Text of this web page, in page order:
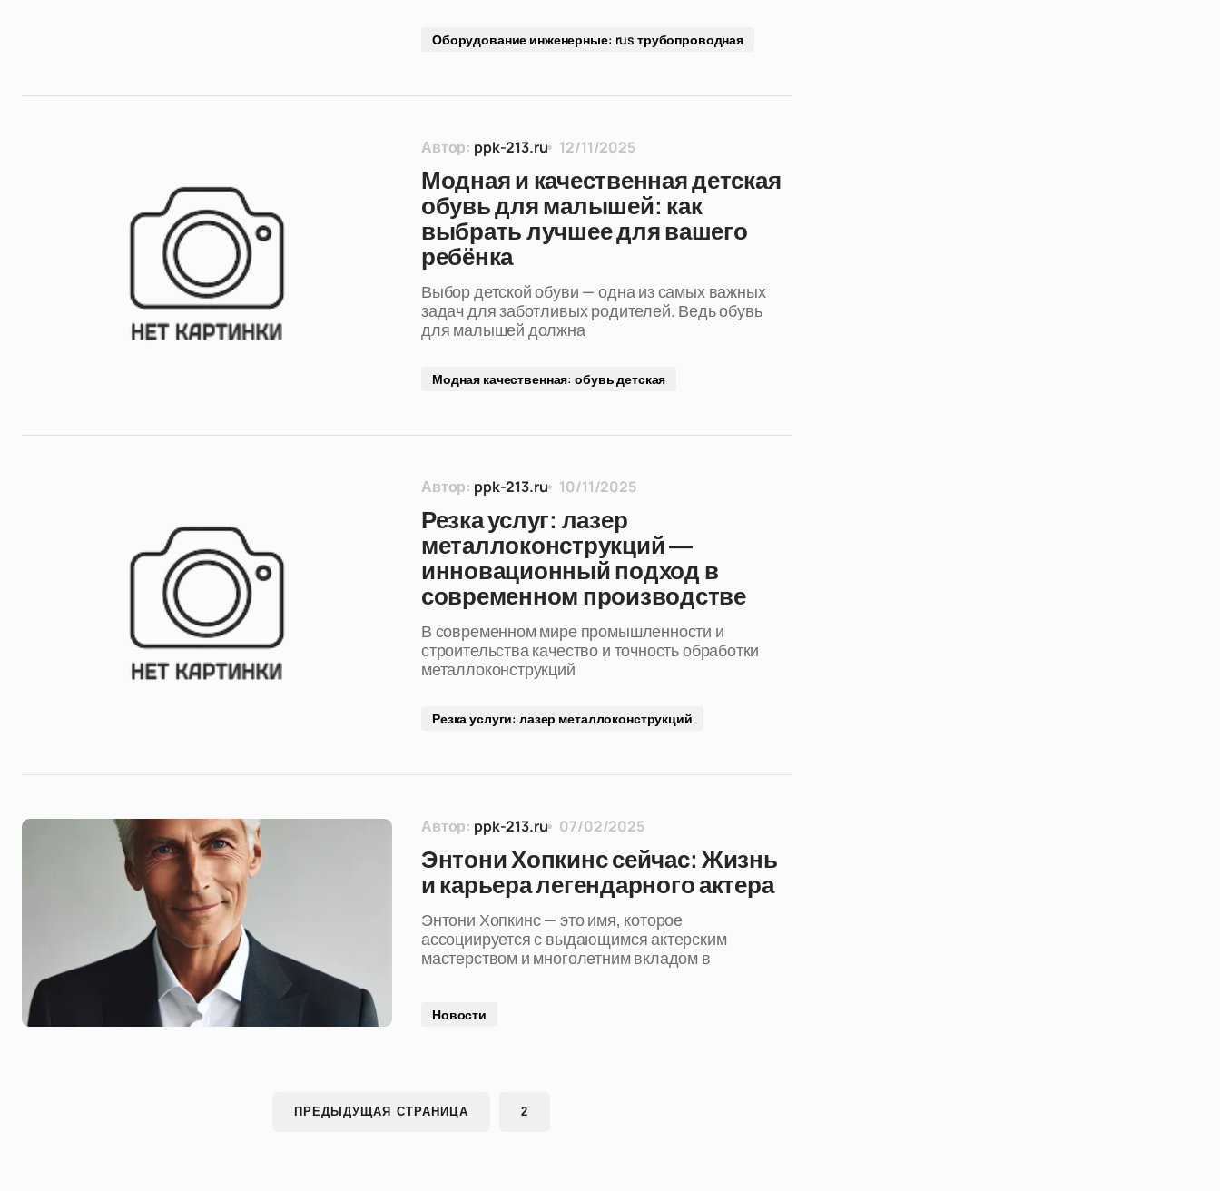
Оборудование инженерные: rus трубопроводная
Автор: ppk-213.ru 12/11/2025
Модная и качественная детская
обувь для малышей: как
выбрать лучшее для вашего
ребёнка
Выбор детской обуви — одна из самых важных
задач для заботливых родителей. Ведь обувь
для малышей должна
Модная качественная: обувь детская
Автор: ppk-213.ru 10/11/2025
Резка услуг: лазер
металлоконструкций —
инновационный подход в
современном производстве
В современном мире промышленности и
строительства качество и точность обработки
металлоконструкций
Резка услуги: лазер металлоконструкций
Автор: ppk-213.ru 07/02/2025
Энтони Хопкинс сейчас: Жизнь
и карьера легендарного актера
Энтони Хопкинс — это имя, которое
ассоциируется с выдающимся актерским
мастерством и многолетним вкладом в
Новости
ПРЕДЫДУЩАЯ СТРАНИЦА 2